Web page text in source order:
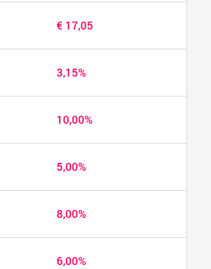
€ 17,05
3,15%
10,00%
5,00%
8,00%
6,00%